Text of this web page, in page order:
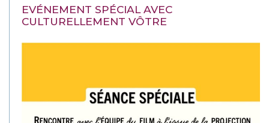
EVÉNEMENT SPÉCIAL AVEC
CULTURELLEMENT VÔTRE